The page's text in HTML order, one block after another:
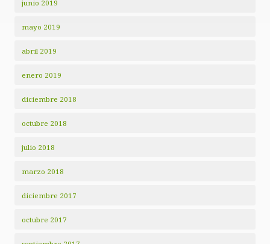
junio 2019
mayo 2019
abril 2019
enero 2019
diciembre 2018
octubre 2018
julio 2018
marzo 2018
diciembre 2017
octubre 2017